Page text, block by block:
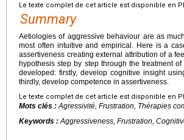
Le texte complet de cet article est disponible en
Summary
Aetiologies of aggressive behaviour are as
most often intuitive and empirical. Here is a
assertiveness creating external attribution of a
hypothesis step by step through the treatment
developed: firstly, develop cognitive insight
thirdly, develop competence in assertiveness.
Le texte complet de cet article est disponible en
Mots clés :Agressivité, Frustration, Thérapies
Keywords :Aggressiveness, Frustration,